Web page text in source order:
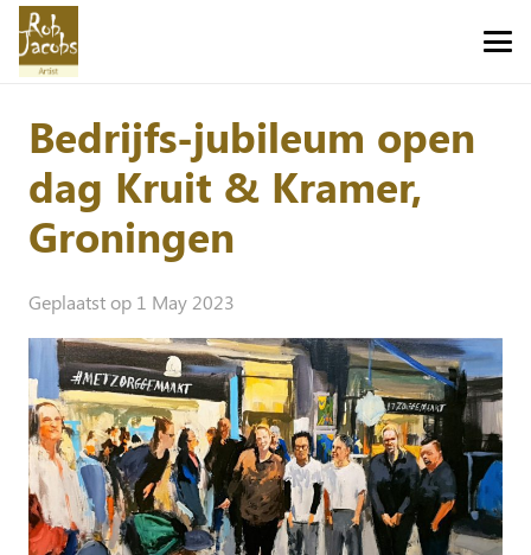
Bedrijfs-jubileum open
dag Kruit & Kramer,
Groningen
Geplaatst op 1 May 2023